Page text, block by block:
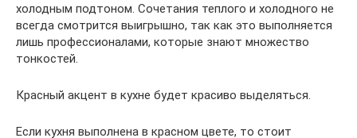
холодным подтоном. Сочетания теплого и холодного не
всегда смотрится выигрышно, так как это выполняется
лишь профессионалами, которые знают множество
тонкостей.
Красный акцент в кухне будет красиво выделяться.
Если кухня выполнена в красном цвете, то стоит